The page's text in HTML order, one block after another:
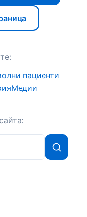
пациенти
Медии
Търси